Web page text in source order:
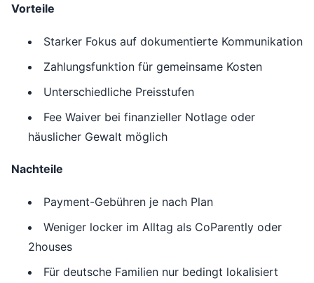
Vorteile
Starker Fokus auf dokumentierte Kommunikation
Zahlungsfunktion für gemeinsame Kosten
Unterschiedliche Preisstufen
Fee Waiver bei finanzieller Notlage oder
häuslicher Gewalt möglich
Nachteile
Payment-Gebühren je nach Plan
Weniger locker im Alltag als CoParently oder
2houses
Für deutsche Familien nur bedingt lokalisiert